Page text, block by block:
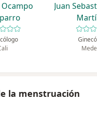
Juan
la menstruación